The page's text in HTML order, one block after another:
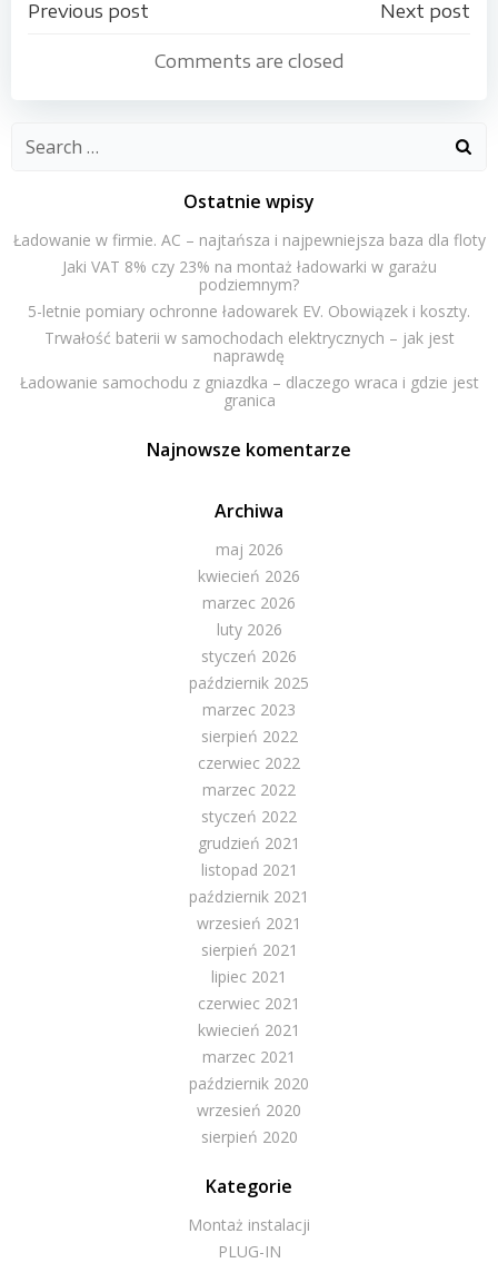
Nawigacja
Previous post
wpisu
Next post
Comments are closed
for:
Ostatnie wpisy
Ładowanie w firmie. AC – najtańsza i najpewniejsza baza dla floty
Jaki VAT 8% czy 23% na montaż ładowarki w garażu
podziemnym?
5-letnie pomiary ochronne ładowarek EV. Obowiązek i koszty.
Trwałość baterii w samochodach elektrycznych – jak jest
naprawdę
Ładowanie samochodu z gniazdka – dlaczego wraca i gdzie jest
granica
Najnowsze komentarze
Archiwa
maj 2026
kwiecień 2026
marzec 2026
luty 2026
styczeń 2026
październik 2025
marzec 2023
sierpień 2022
czerwiec 2022
marzec 2022
styczeń 2022
grudzień 2021
listopad 2021
październik 2021
wrzesień 2021
sierpień 2021
lipiec 2021
czerwiec 2021
kwiecień 2021
marzec 2021
październik 2020
wrzesień 2020
sierpień 2020
Kategorie
Montaż instalacji
PLUG-IN